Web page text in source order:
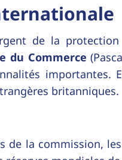
de la
du Commerce
britanniques.
de la commission,